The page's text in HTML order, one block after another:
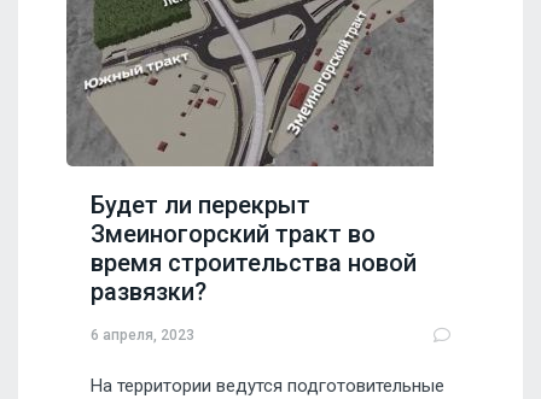
Будет ли перекрыт
Змеиногорский тракт во
время строительства новой
развязки?
6 апреля, 2023
На территории ведутся подготовительные